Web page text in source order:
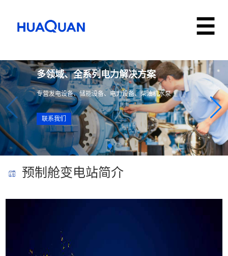
多领域、全系列电力解决方案
专营发电设备、储能设备、电力设备、柴油机水泵
联系我们
预制舱变电站简介